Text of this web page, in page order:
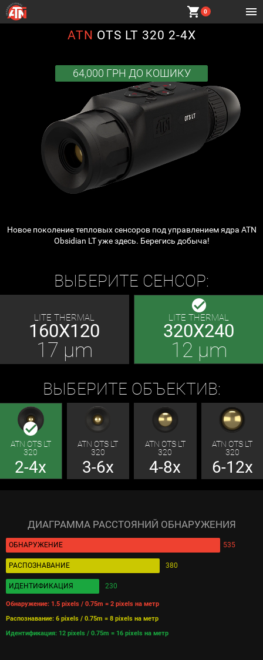
shopping_cart 0
ATN OTS LT 320 2-4X
64,000 ГРН ДО КОШИКУ
Новое поколение тепловых сенсоров под управлением ядра ATN
Obsidian LT уже здесь. Берегись добыча!
ВЫБЕРИТЕ СЕНСОР:
LITE THERMAL
160X120
17 μm
done
LITE THERMAL
320X240
12 μm
ВЫБЕРИТЕ ОБЪЕКТИВ:
done
ATN OTS LT
320
2-4x
ATN OTS LT
320
3-6x
ATN OTS LT
320
4-8x
ATN OTS LT
320
6-12x
ДИАГРАММА РАССТОЯНИЙ ОБНАРУЖЕНИЯ
ОБНАРУЖЕНИЕ 535
РАСПОЗНАВАНИЕ 380
ИДЕНТИФИКАЦИЯ 230
Обнаружение: 1.5 pixels / 0.75m = 2 pixels на метр
Распознавание: 6 pixels / 0.75m = 8 pixels на метр
Идентификация: 12 pixels / 0.75m = 16 pixels на метр